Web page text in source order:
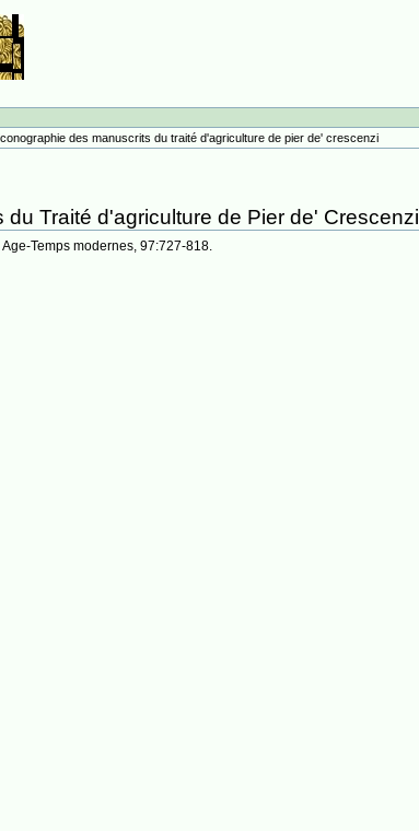
des manuscrits du traité d'agriculture de pier de' crescenzi
Traité d'agriculture de Pier de' Crescenzi
Temps modernes, 97:727-818.